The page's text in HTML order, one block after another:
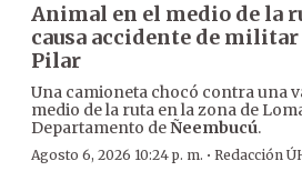
Animal en el medio de la
causa accidente de militar
Pilar
Una camioneta chocó contra una
medio de la ruta en la zona de
Departamento deÑeembucú.
Agosto 6, 2026 10:24 p. m. · Redacción